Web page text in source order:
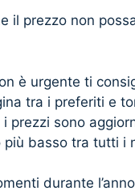
il prezzo non
è urgente ti
tra i preferiti e
prezzi sono
più basso tra tutti i
durante